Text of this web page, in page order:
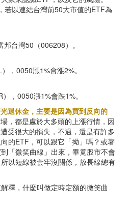
若以連結台灣前50大市值的ETF為
台灣50（006208）。
，0050漲1%會漲2%。
，0050漲1%會跌1%。
退休金，主要是因為買到反向的
，都是處於大多頭的上漲行情，因
受很大的損失，不過，還是有許多
的ETF，可以跟它「拗」嗎？或著
「微笑曲線」出來，畢竟股市不會
以短線被套牢沒關係，放長線總有
釋，什麼叫做定時定額的微笑曲